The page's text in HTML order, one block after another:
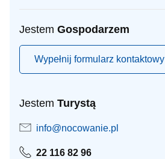
Jestem Gospodarzem
Wypełnij formularz kontaktowy
Jestem Turystą
info@nocowanie.pl
22 116 82 96